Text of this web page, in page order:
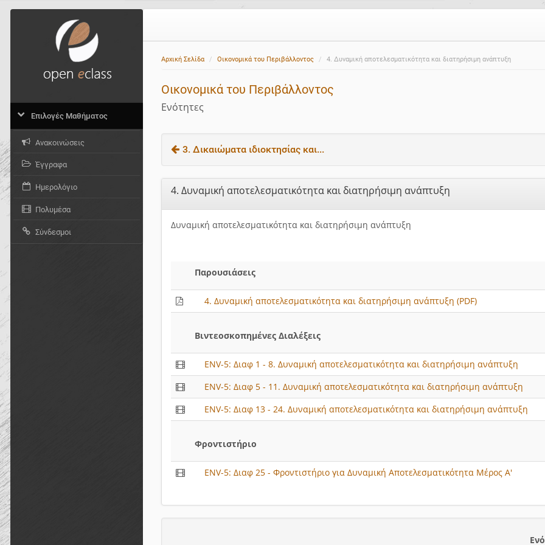
Αρχική Σελίδα Οικονομικά του Περιβάλλοντος 4. Δυναμική αποτελεσματικότητα και διατηρήσιμη ανάπτυξη
Οικονομικά του Περιβάλλοντος
Ενότητες
3. Δικαιώματα ιδιοκτησίας και...
4. Δυναμική αποτελεσματικότητα και διατηρήσιμη ανάπτυξη
Δυναμική αποτελεσματικότητα και διατηρήσιμη ανάπτυξη
Παρουσιάσεις
4. Δυναμική αποτελεσματικότητα και διατηρήσιμη ανάπτυξη (PDF)
Βιντεοσκοπημένες Διαλέξεις
ENV-5: Διαφ 1 - 8. Δυναμική αποτελεσματικότητα και διατηρήσιμη ανάπτυξη
ENV-5: Διαφ 5 - 11. Δυναμική αποτελεσματικότητα και διατηρήσιμη ανάπτυξη
ENV-5: Διαφ 13 - 24. Δυναμική αποτελεσματικότητα και διατηρήσιμη ανάπτυξη
Φροντιστήριο
ENV-5: Διαφ 25 - Φροντιστήριο για Δυναμική Αποτελεσματικότητα Μέρος Α'
Επιλογές Μαθήματος
Ανακοινώσεις
Έγγραφα
Ημερολόγιο
Πολυμέσα
Σύνδεσμοι